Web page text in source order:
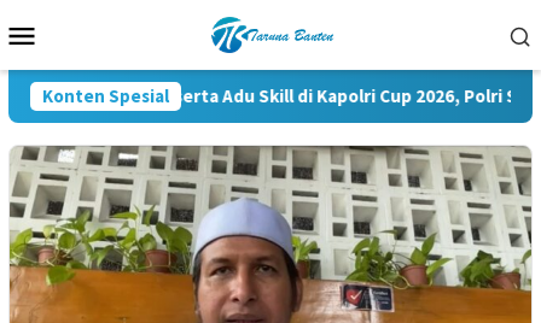
ke
Mobile
Konten Spesial
35.936 Peserta Adu Skill di Kapolri Cup 2026, Polri